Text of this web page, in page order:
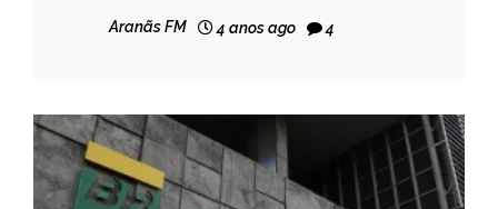
Aranãs FM 4 anos ago 4